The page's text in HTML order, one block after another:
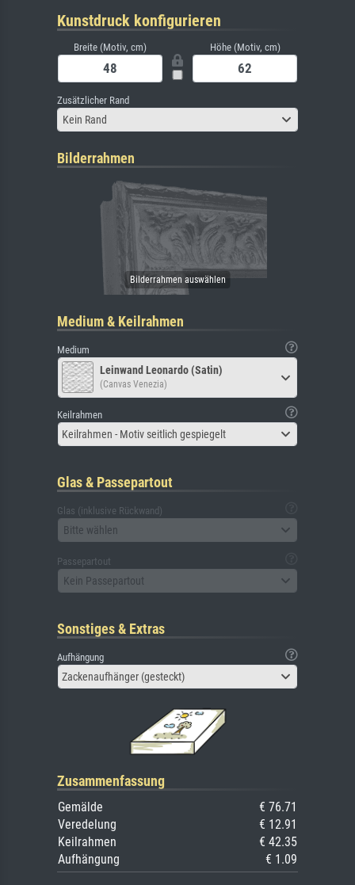
Kunstdruck konfigurieren
Breite (Motiv, cm) Höhe (Motiv, cm)
Zusätzlicher Rand
Kein Rand
Bilderrahmen
Medium & Keilrahmen
Medium
Leinwand Leonardo (Satin)
(Canvas Venezia)
Keilrahmen
Keilrahmen - Motiv seitlich gespiegelt
Glas & Passepartout
Glas (inklusive Rückwand)
Bitte wählen
Passepartout
Kein Passepartout
Sonstiges & Extras
Aufhängung
Zackenaufhänger (gesteckt)
Zusammenfassung
Gemälde
€ 76.71
Veredelung
€ 12.91
Keilrahmen
€ 42.35
Aufhängung
€ 1.09